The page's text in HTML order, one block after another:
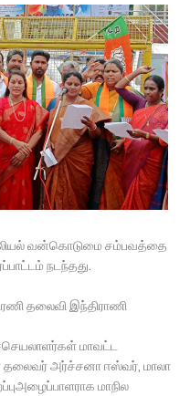
வன்கொடுமை சம்பவத்தை
நடந்தது.
தலைவி இந்திராணி
மாவட்ட
அர்ச்சனா ஈஸ்வர், மாலா
மாநில